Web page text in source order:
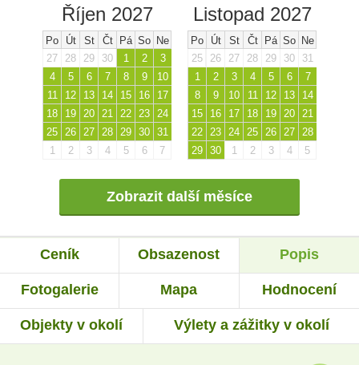
Říjen 2027
Po Út St Čt Pá So Ne
27
28 29 30 1 2
3
4
5 6 7 8 9
10
11
12 13 14 15 16
17
18
19 20 21 22 23 24
25 26 27 28 29 30 31
1
2 3 4 5 6 7
Listopad 2027
Po Út St Čt Pá So Ne
25
26 27 28 29 30
31
1
2 3 4 5 6
7
8
9 10 11 12 13
14
15
16 17 18 19 20 21
22 23 24 25 26 27 28
29 30 1 2 3 4 5
Zobrazit další měsíce
Ceník Obsazenost Popis
Fotogalerie Mapa Hodnocení
Objekty v okolí Výlety a zážitky v okolí